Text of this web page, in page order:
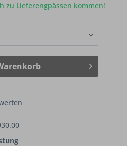
zu Lieferengpässen kommen!